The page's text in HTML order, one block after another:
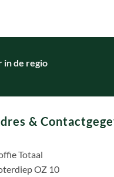
in de regio
&
Totaal
OZ 10